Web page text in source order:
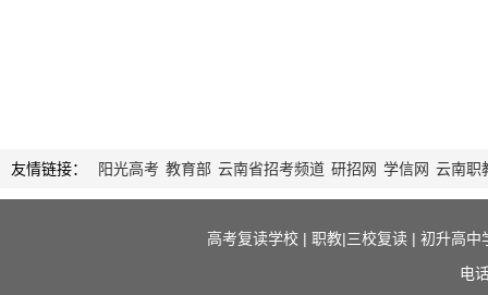
友情链接： 阳光高考 教育部 云南省招考频道 研招网 学信网 云南职
高考复读学校| 职教|三校复读| 初升高中
电